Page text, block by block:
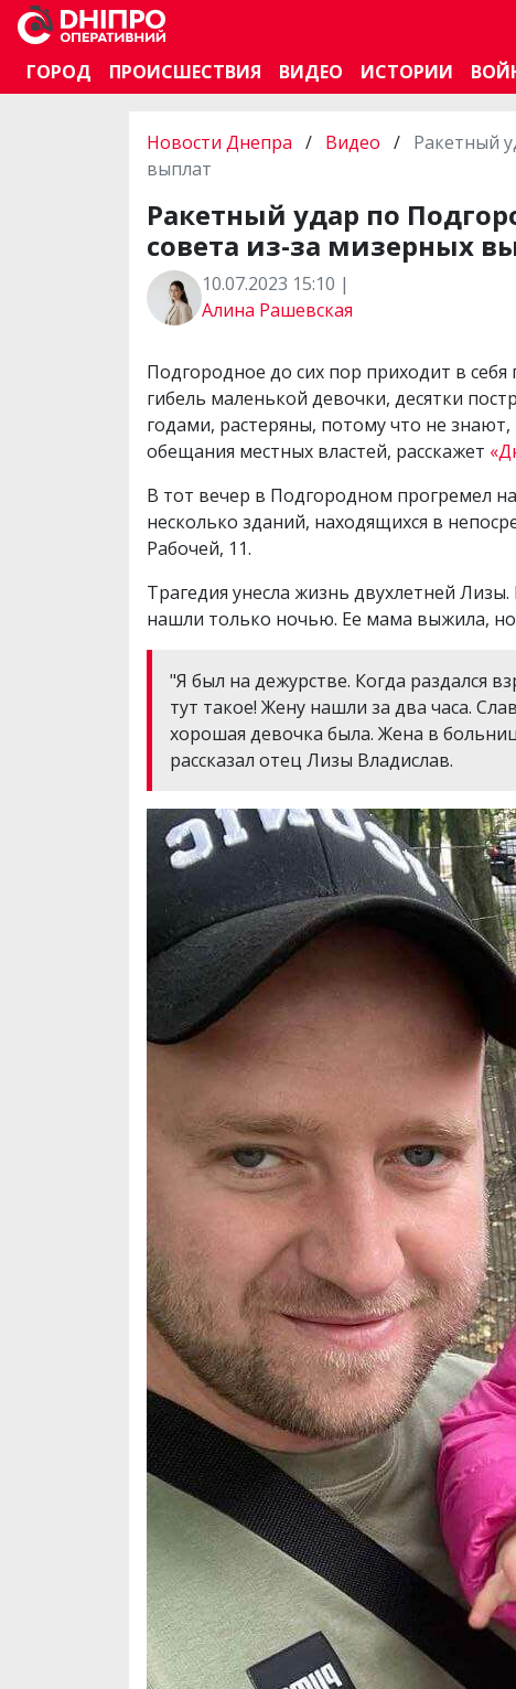
ГОРОД
ПРОИСШЕСТВИЯ ВИДЕО ИСТОРИИ
Новости Днепра / Видео / Ракетный
выплат
Ракетный удар по
совета из-за мизерных
10.07.2023 15:10 |
Алина Рашевская
Подгородное до сих пор приходит в
гибель маленькой девочки, десятки
годами, растеряны, потому что не
обещания местных властей, расскажет
В тот вечер в Подгородном прогремел
несколько зданий, находящихся в
Рабочей, 11.
Трагедия унесла жизнь двухлетней
нашли только ночью. Ее мама выжила, но
"Я был на дежурстве. Когда раздался
тут такое! Жену нашли за два часа.
хорошая девочка была. Жена в
рассказал отец Лизы Владислав.